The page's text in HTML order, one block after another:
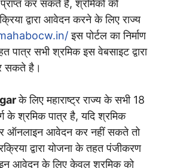
कर सकते है, श्रमिकों को
द्वारा आवेदन करने के लिए राज्य
इस पोर्टल का निर्माण
पात्र सभी श्रमिक इस वेबसाइट द्वारा
सकते है।
के लिए महाराष्ट्र राज्य के सभी 18
के श्रमिक पात्र है, यदि श्रमिक
ऑनलाइन आवेदन कर नहीं सकते तो
द्वारा योजना के तहत पंजीकरण
आवेदन के लिए केवल श्रमिक को